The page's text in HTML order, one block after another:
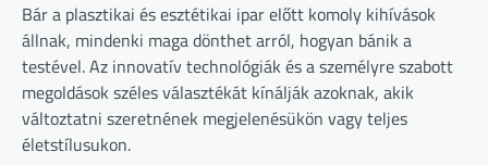
Bár a plasztikai és esztétikai ipar előtt komoly kihívások
állnak, mindenki maga dönthet arról, hogyan bánik a
testével. Az innovatív technológiák és a személyre szabott
megoldások széles választékát kínálják azoknak, akik
változtatni szeretnének megjelenésükön vagy teljes
életstílusukon.